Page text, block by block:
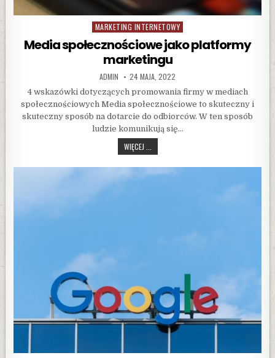
Posted
MARKETING INTERNETOWY
Media społecznościowe jako platformy
marketingu
AUTHOR:
ADMIN PUBLISHED
DATE:
24 MAJA, 2022
4 wskazówki dotyczących promowania firmy w mediach
społecznościowych Media społecznościowe to skuteczny i
skuteczny sposób na dotarcie do odbiorców. W ten sposób
ludzie komunikują się…
WIĘCEJ ...
SPOŁECZNOŚCIOWE
JAKO
PLATFORMY